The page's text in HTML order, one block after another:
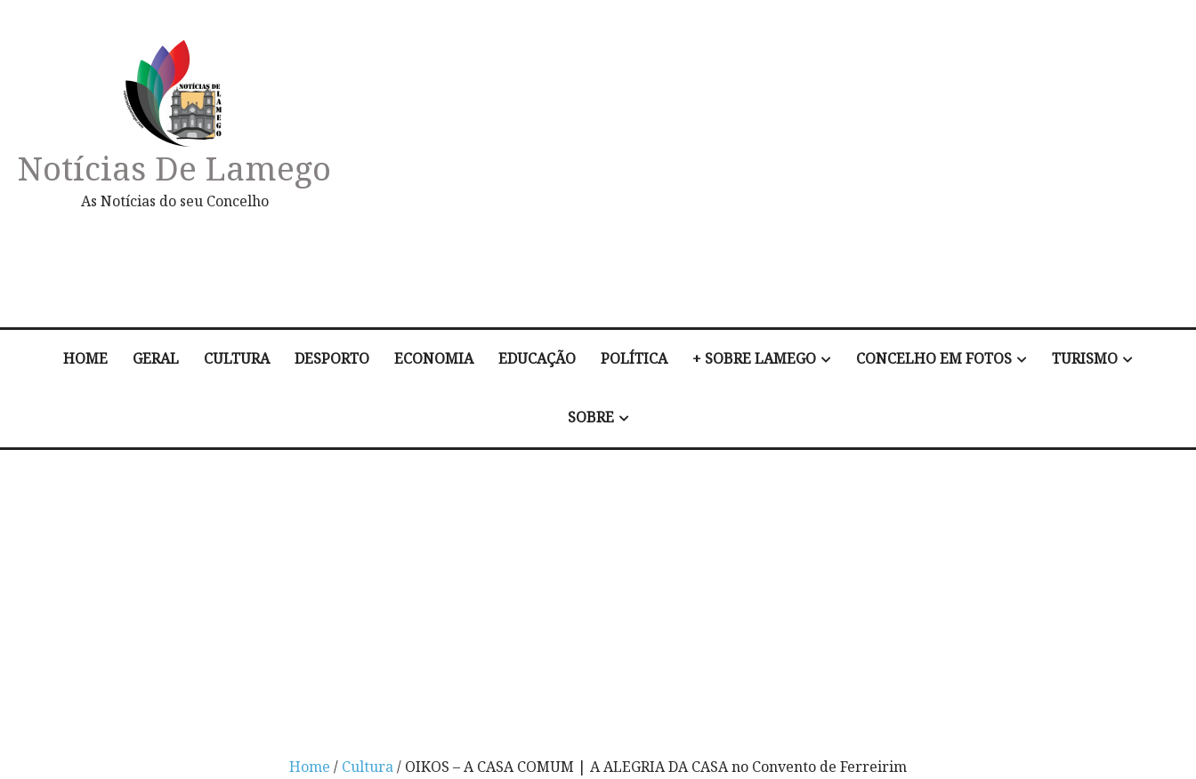
Notícias De Lamego
As Notícias do seu Concelho
HOME GERAL CULTURA DESPORTO ECONOMIA EDUCAÇÃO POLÍTICA + SOBRE LAMEGO CONCELHO EM FOTOS TURISMO
SOBRE
Home / Cultura/ OIKOS – A CASA COMUM | A ALEGRIA DA CASA no Convento de Ferreirim